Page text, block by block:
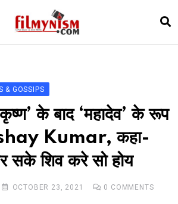
& GOSSIPS
के बाद ‘महादेव’ के रूप
Kumar, कहा-
सके शिव करे सो होय
OCTOBER 23, 2021 0 COMMENTS